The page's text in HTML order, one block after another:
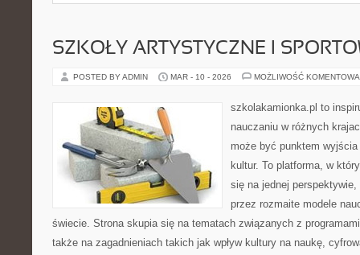
SZKOŁY ARTYSTYCZNE I
POSTED BY ADMIN MAR - 10 - 2026 MOŻLIWOŚĆ
szkolakamionka.pl to
nauczaniu w różnych
może być punktem
kultur. To platforma, w
się na jednej
przez rozmaite modele
świecie. Strona skupia się na tematach związanych z
także na zagadnieniach takich jak wpływ kultury na naukę,